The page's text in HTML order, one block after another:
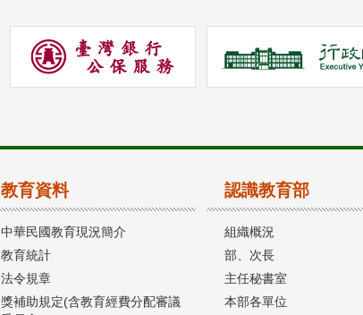
教育資料
中華民國教育現況簡介
教育統計
法令規章
獎補助規定(含教育經費分配審議
認識教育部
組織概況
部、次長
主任秘書室
本部各單位